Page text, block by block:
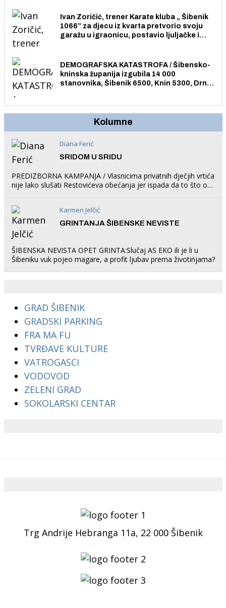
Ivan Zoričić, trener Karate kluba „ Šibenik
1066” za djecu iz kvarta pretvorio svoju
garažu u igraonicu, postavio ljuljačke i
DEMOGRAFSKA KATASTROFA / Šibensko-
kninska županija izgubila 14 000
stanovnika, Šibenik 6500, Knin 5300, Drniš
Kolumne
Diana Ferić
SRIDOM U SRIDU
PREDIZBORNA KAMPANJA / Vlasnicima privatnih dječjih vrtića
nije lako slušati Restovićeva obećanja jer ispada da to što oni
Karmen Jelčić
GRINTANJA ŠIBENSKE NEVISTE
ŠIBENSKA NEVISTA OPET GRINTA:Slučaj AS EKO ili je li u
Šibeniku vuk pojeo magare, a profit ljubav prema životinjama?
GRAD ŠIBENIK
GRADSKI PARKING
FRA MA FU
TVRĐAVE KULTURE
VATROGASCI
VODOVOD
ZELENI GRAD
SOKOLARSKI CENTAR
Trg Andrije Hebranga 11a, 22 000 Šibenik